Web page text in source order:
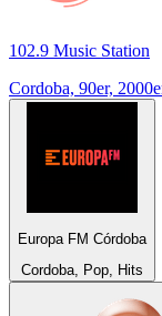
102.9 Music Station
Cordoba, 90er,
Europa FM Córdoba
Cordoba, Pop, Hits